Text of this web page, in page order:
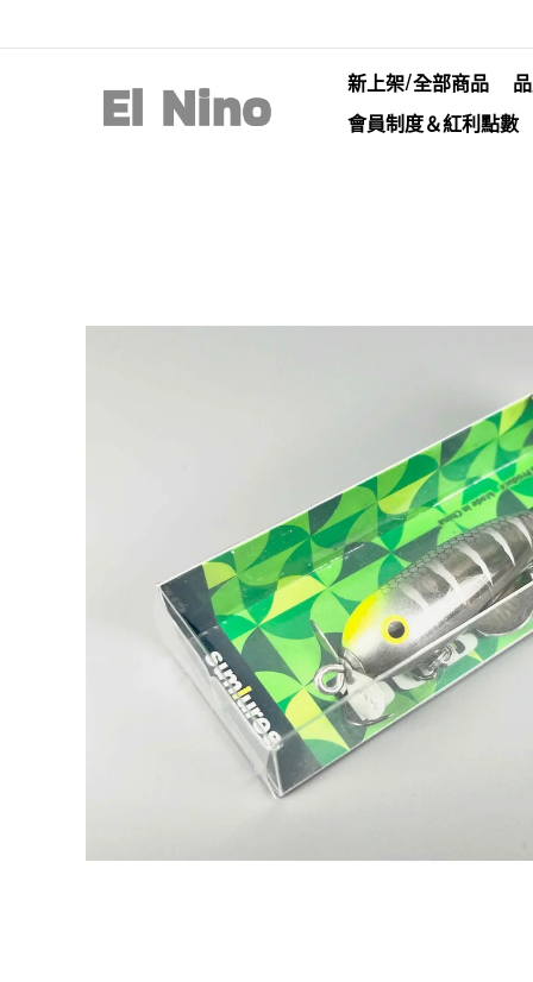
新上架/全部商品
會員制度＆紅利點數